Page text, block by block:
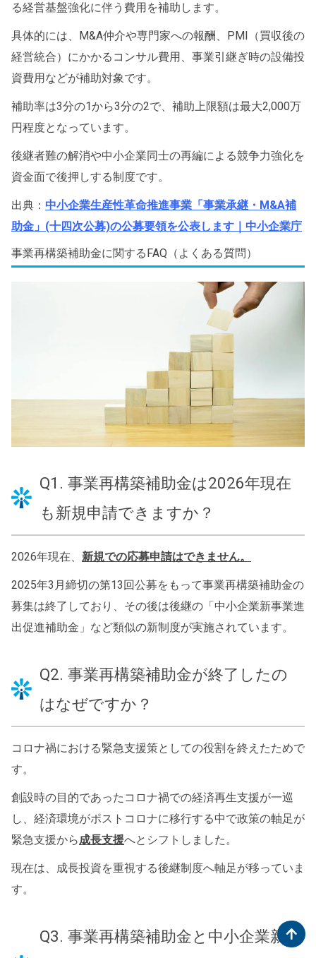
る経営基盤強化に伴う費用を補助します。
具体的には、M&A仲介や専門家への報酬、PMI（買収後の
経営統合）にかかるコンサル費用、事業引継ぎ時の設備投
資費用などが補助対象です。
補助率は3分の1から3分の2で、補助上限額は最大2,000万
円程度となっています。
後継者難の解消や中小企業同士の再編による競争力強化を
資金面で後押しする制度です。
出典： 中小企業生産性革命推進事業「事業承継・M&A補
助金」(十四次公募)の公募要領を公表します｜中小企業庁
事業再構築補助金に関するFAQ（よくある質問）
Q1. 事業再構築補助金は2026年現在
も新規申請できますか？
2026年現在、 新規での応募申請はできません。
2025年3月締切の第13回公募をもって事業再構築補助金の
募集は終了しており、その後は後継の「中小企業新事業進
出促進補助金」など類似の新制度が実施されています。
Q2. 事業再構築補助金が終了したの
はなぜですか？
コロナ禍における緊急支援策としての役割を終えたためで
す。
創設時の目的であったコロナ禍での経済再生支援が一巡
し、経済環境がポストコロナに移行する中で政策の軸足が
緊急支援から成長支援へとシフトしました。
現在は、成長投資を重視する後継制度へ軸足が移っていま
す。
Q3. 事業再構築補助金と中小企業新